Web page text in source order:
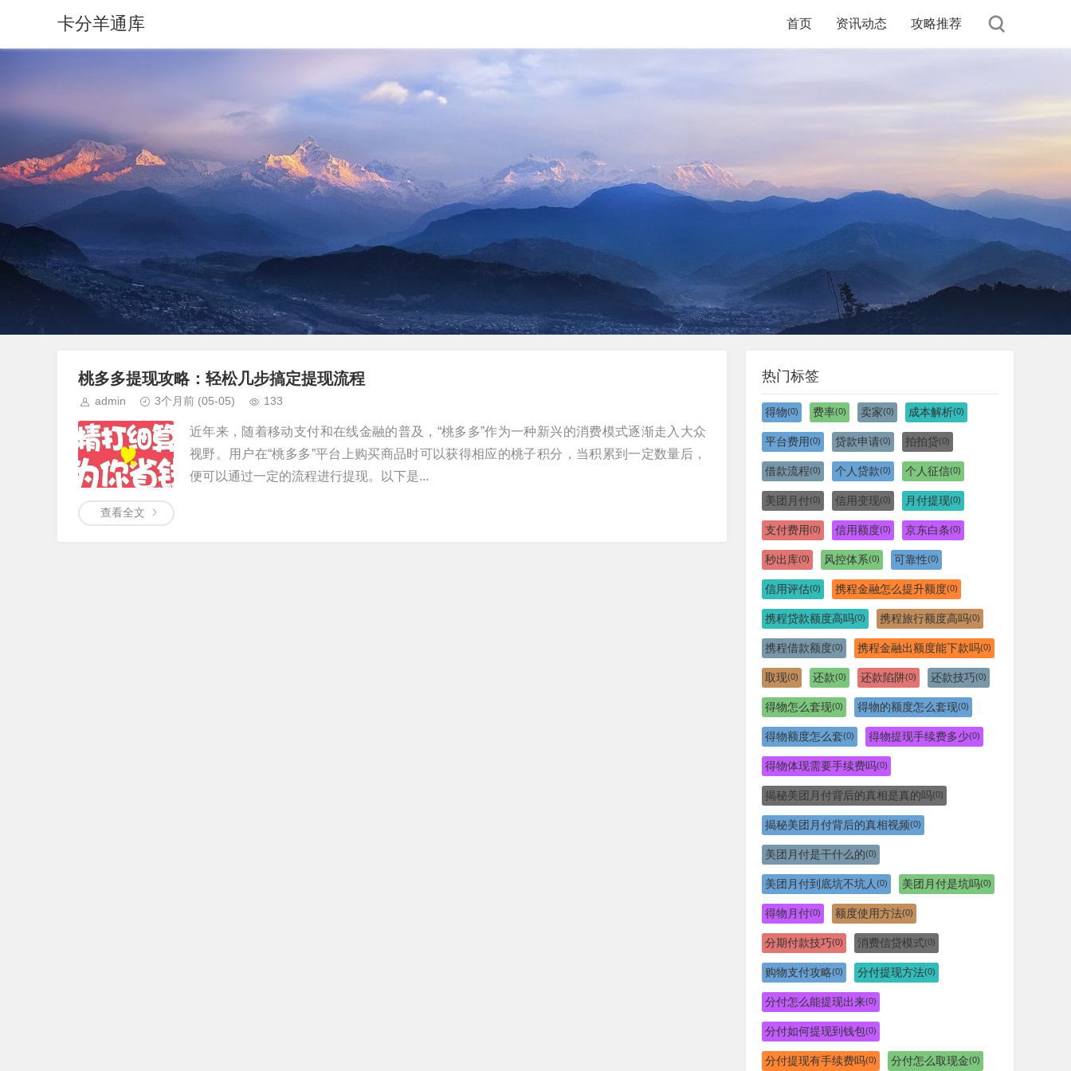
卡分羊通库 首页 资讯动态 攻略推荐
桃多多提现攻略：轻松几步搞定提现流程
admin 3个月前 (05-05) 133
近年来，随着移动支付和在线金融的普及，“桃多多”作为一种新兴的消费模式逐渐走入大众
视野。用户在“桃多多”平台上购买商品时可以获得相应的桃子积分，当积累到一定数量后，
便可以通过一定的流程进行提现。以下是...
查看全文
热门标签
得物(0) 费率(0) 卖家(0) 成本解析(0)
平台费用(0) 贷款申请(0) 拍拍贷(0)
借款流程(0) 个人贷款(0) 个人征信(0)
美团月付(0) 信用变现(0) 月付提现(0)
支付费用(0) 信用额度(0) 京东白条(0)
秒出库(0) 风控体系(0) 可靠性(0)
信用评估(0) 携程金融怎么提升额度(0)
携程贷款额度高吗(0) 携程旅行额度高吗(0)
携程借款额度(0) 携程金融出额度能下款吗(0)
取现(0) 还款(0) 还款陷阱(0) 还款技巧(0)
得物怎么套现(0) 得物的额度怎么套现(0)
得物额度怎么套(0) 得物提现手续费多少(0)
得物体现需要手续费吗(0)
揭秘美团月付背后的真相是真的吗(0)
揭秘美团月付背后的真相视频(0)
美团月付是干什么的(0)
美团月付到底坑不坑人 (0) 美团月付是坑吗(0)
得物月付(0) 额度使用方法(0)
分期付款技巧(0) 消费信贷模式(0)
购物支付攻略(0) 分付提现方法(0)
分付怎么能提现出来(0)
分付如何提现到钱包(0)
分付提现有手续费吗(0) 分付怎么取现金(0)